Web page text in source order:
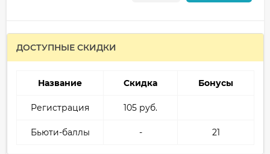
ДОСТУПНЫЕ СКИДКИ
Название Скидка Бонусы
Регистрация 105 руб.
Бьюти-баллы - 21